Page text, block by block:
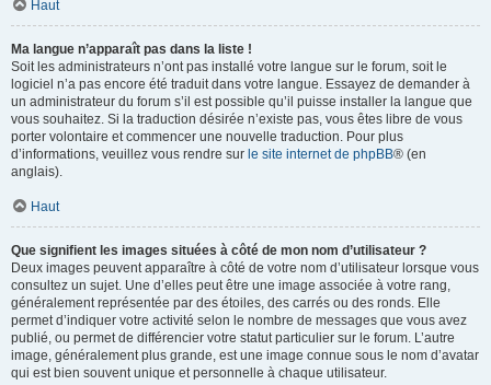
Haut
Ma langue n’apparaît pas dans la liste !
Soit les administrateurs n’ont pas installé votre langue sur le forum, soit le
logiciel n’a pas encore été traduit dans votre langue. Essayez de demander à
un administrateur du forum s’il est possible qu’il puisse installer la langue que
vous souhaitez. Si la traduction désirée n’existe pas, vous êtes libre de vous
porter volontaire et commencer une nouvelle traduction. Pour plus
d’informations, veuillez vous rendre sur le site internet de phpBB® (en
anglais).
Haut
Que signifient les images situées à côté de mon nom d’utilisateur ?
Deux images peuvent apparaître à côté de votre nom d’utilisateur lorsque vous
consultez un sujet. Une d’elles peut être une image associée à votre rang,
généralement représentée par des étoiles, des carrés ou des ronds. Elle
permet d’indiquer votre activité selon le nombre de messages que vous avez
publié, ou permet de différencier votre statut particulier sur le forum. L’autre
image, généralement plus grande, est une image connue sous le nom d’avatar
qui est bien souvent unique et personnelle à chaque utilisateur.